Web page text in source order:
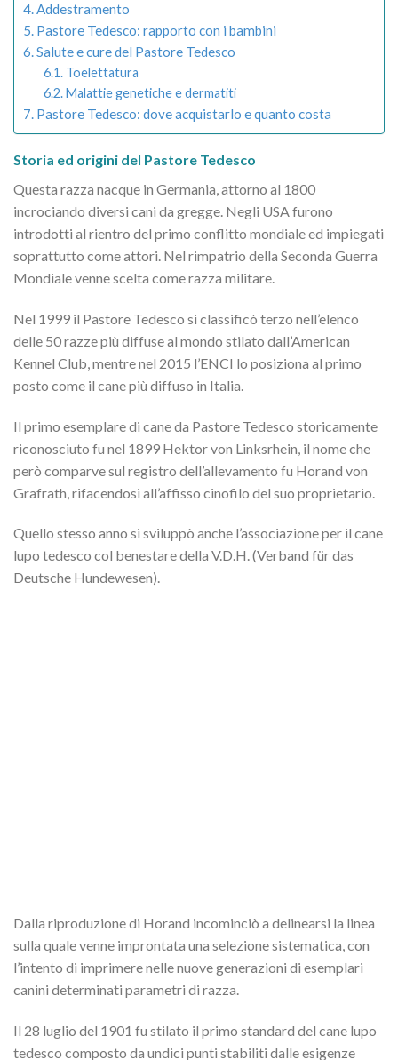
Addestramento
Pastore Tedesco: rapporto con i bambini
Salute e cure del Pastore Tedesco
Toelettatura
Malattie genetiche e dermatiti
Pastore Tedesco: dove acquistarlo e quanto costa
Storia ed origini del Pastore Tedesco
Questa razza nacque in Germania, attorno al 1800
incrociando diversi cani da gregge. Negli USA furono
introdotti al rientro del primo conflitto mondiale ed impiegati
soprattutto come attori. Nel rimpatrio della Seconda Guerra
Mondiale venne scelta come razza militare.
Nel 1999 il Pastore Tedesco si classificò terzo nell’elenco
delle 50 razze più diffuse al mondo stilato dall’American
Kennel Club, mentre nel 2015 l’ENCI lo posiziona al primo
posto come il cane più diffuso in Italia.
Il primo esemplare di cane da Pastore Tedesco storicamente
riconosciuto fu nel 1899 Hektor von Linksrhein, il nome che
però comparve sul registro dell’allevamento fu Horand von
Grafrath, rifacendosi all’affisso cinofilo del suo proprietario.
Quello stesso anno si sviluppò anche l’associazione per il cane
lupo tedesco col benestare della V.D.H. (Verband für das
Deutsche Hundewesen).
Dalla riproduzione di Horand incominciò a delinearsi la linea
sulla quale venne improntata una selezione sistematica, con
l’intento di imprimere nelle nuove generazioni di esemplari
canini determinati parametri di razza.
Il 28 luglio del 1901 fu stilato il primo standard del cane lupo
tedesco composto da undici punti stabiliti dalle esigenze